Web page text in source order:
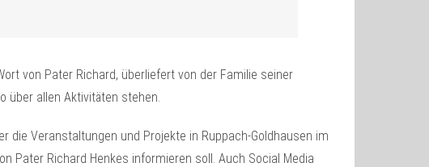
von Pater Richard, überliefert von der Familie seiner
über allen Aktivitäten stehen.
die Veranstaltungen und Projekte in Ruppach-Goldhausen im
Pater Richard Henkes informieren soll. Auch Social Media